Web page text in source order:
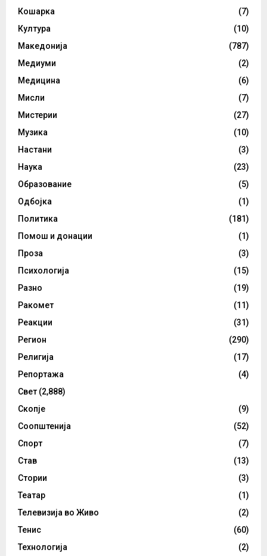
Кошарка
(7)
Култура
(10)
Македонија
(787)
Медиуми
(2)
Медицина
(6)
Мисли
(7)
Мистерии
(27)
Музика
(10)
Настани
(3)
Наука
(23)
Образование
(5)
Одбојка
(1)
Политика
(181)
Помош и донации
(1)
Проза
(3)
Психологија
(15)
Разно
(19)
Ракомет
(11)
Реакции
(31)
Регион
(290)
Религија
(17)
Репортажа
(4)
Свет (2,888)
Скопје
(9)
Соопштенија
(52)
Спорт
(7)
Став
(13)
Стории
(3)
Театар
(1)
Телевизија во Живо
(2)
Тенис
(60)
Технологија
(2)